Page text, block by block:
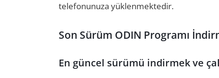
telefonunuza yüklenmektedir.
Son Sürüm ODIN Programı
En güncel sürümü indirmek ve